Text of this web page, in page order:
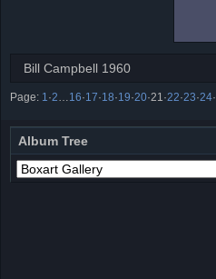
Bill Campbell 1960
Page: 1 ·2 16·17·18·19·20·21 ·22·23·24·
Album Tree